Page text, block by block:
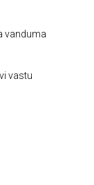
vanduma
vastu